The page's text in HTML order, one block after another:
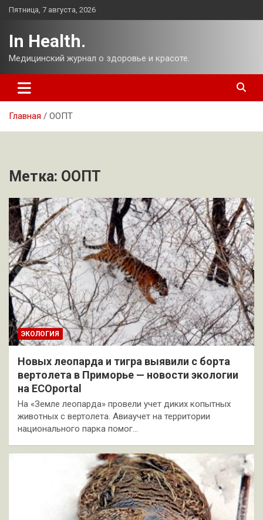
Перейти
Пятница, 7 августа, 2026
In Health.
Медицинский журнал о здоровье и красоте.
Главная ООПТ
Метка: ООПТ
ЭКОЛОГИЯ
Новых леопарда и тигра выявили с борта
вертолета в Приморье — новости экологии
на ECOportal
На «Земле леопарда» провели учет диких копытных
животных с вертолета. Авиаучет на территории
национального парка помог…